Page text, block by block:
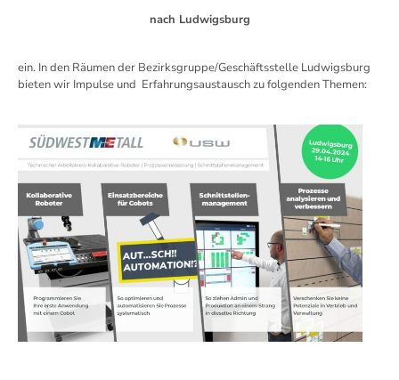
nach Ludwigsburg
ein. In den Räumen der Bezirksgruppe/Geschäftsstelle Ludwigsburg
bieten wir Impulse und Erfahrungsaustausch zu folgenden Themen: